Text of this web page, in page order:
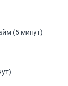
(5 минут)